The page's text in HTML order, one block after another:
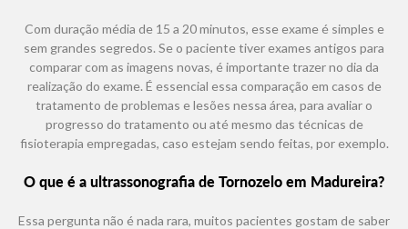
Com duração média de 15 a 20 minutos, esse exame é simples e
sem grandes segredos. Se o paciente tiver exames antigos para
comparar com as imagens novas, é importante trazer no dia da
realização do exame. É essencial essa comparação em casos de
tratamento de problemas e lesões nessa área, para avaliar o
progresso do tratamento ou até mesmo das técnicas de
fisioterapia empregadas, caso estejam sendo feitas, por exemplo.
O que é a ultrassonografia de Tornozelo em Madureira?
Essa pergunta não é nada rara, muitos pacientes gostam de saber